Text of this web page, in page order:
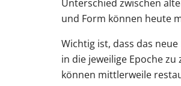
Unterschied zwischen
und Form können heute
Wichtig ist, dass das
in die jeweilige Epoche
können mittlerweile